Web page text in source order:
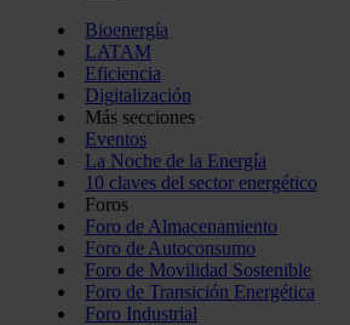
Bioenergía
LATAM
Eficiencia
Digitalización
Más secciones
Eventos
La Noche de la Energía
10 claves del sector energético
Foros
Foro de Almacenamiento
Foro de Autoconsumo
Foro de Movilidad Sostenible
Foro de Transición Energética
Foro Industrial